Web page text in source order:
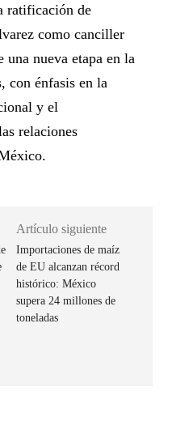
ratificación de
como canciller
nueva etapa en la
con énfasis en la
y el
relaciones
Artículo siguiente
Importaciones de maíz
de EU alcanzan récord
histórico: México
supera 24 millones de
toneladas